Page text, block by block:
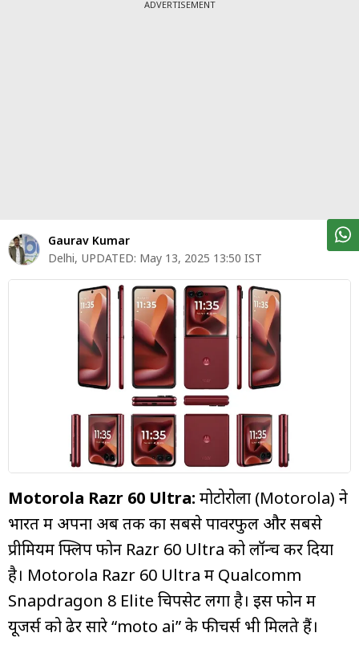
शेयर
बिजनेस
म्यूचुअल
ADVERTISEMENT
Gaurav Kumar
Delhi, UPDATED: May 13, 2025 13:50 IST
Motorola Razr 60 Ultra: मोटोरोला (Motorola) ने
भारत में अपना अब तक का सबसे पावरफुल और सबसे
प्रीमियम फ्लिप फोन Razr 60 Ultra को लॉन्च कर दिया
है। Motorola Razr 60 Ultra में Qualcomm
Snapdragon 8 Elite चिपसेट लगा है। इस फोन में
यूजर्स को ढेर सारे “moto ai” के फीचर्स भी मिलते हैं।